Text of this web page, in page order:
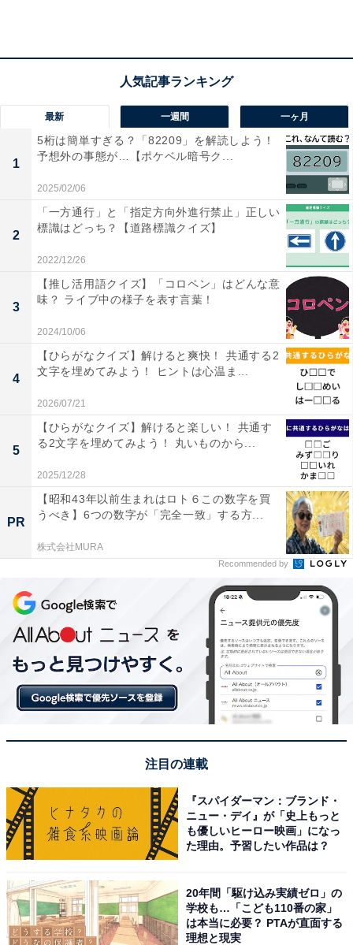
漢字「鼓吹」はなんて読む？ 【脳トレ・難読漢字クイ
ズ】
漢字「細雪」はなんて読む？ 【脳トレ・難読漢字クイ
ズ】
最新 一週間 一ヶ月
1
5桁は簡単すぎる？「82209」を解読しよう！
予想外の事態が…【ポケベル暗号ク...
2025/02/06
2
「一方通行」と「指定方向外進行禁止」正しい
標識はどっち？【道路標識クイズ】
2022/12/26
3
【推し活用語クイズ】「コロペン」はどんな意
味？ ライブ中の様子を表す言葉！
2024/10/06
4
【ひらがなクイズ】解けると爽快！ 共通する2
文字を埋めてみよう！ ヒントは心温ま...
2026/07/21
5
【ひらがなクイズ】解けると楽しい！ 共通す
る2文字を埋めてみよう！ 丸いものから...
2025/12/28
PR
【昭和43年以前生まれはロト６この数字を買
うべき】6つの数字が「完全一致」する方...
株式会社MURA
Recommended by
注目の連載
『スパイダーマン：ブランド・
ニュー・デイ』が「史上もっと
も優しいヒーロー映画」になっ
た理由。予習したい作品は？
20年間「駆け込み実績ゼロ」の
学校も…「こども110番の家」
は本当に必要？ PTAが直面する
理想と現実